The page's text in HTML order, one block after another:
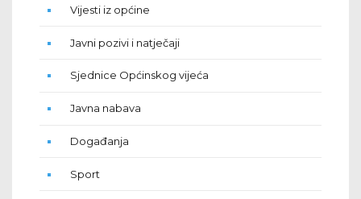
Vijesti iz općine
Javni pozivi i natječaji
Sjednice Općinskog vijeća
Javna nabava
Događanja
Sport